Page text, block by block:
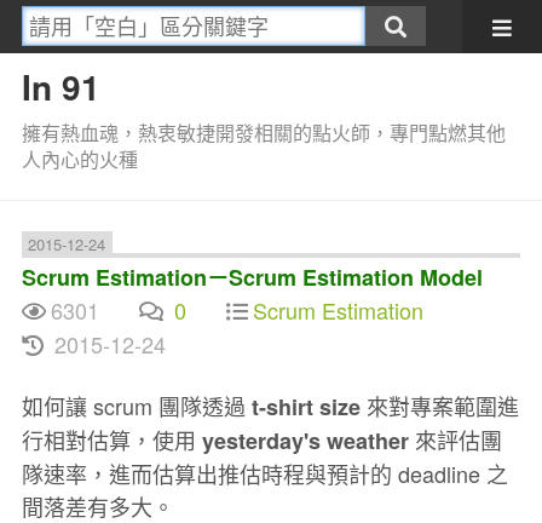
In 91
擁有熱血魂，熱衷敏捷開發相關的點火師，專門點燃其他
人內心的火種
2015-12-24
Scrum Estimation－Scrum Estimation Model
6301
0
Scrum Estimation
2015-12-24
如何讓 scrum 團隊透過 t-shirt size 來對專案範圍進
行相對估算，使用 yesterday's weather來評估團
隊速率，進而估算出推估時程與預計的 deadline 之
間落差有多大。